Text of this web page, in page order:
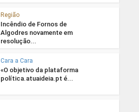
Região
Incêndio de Fornos de
Algodres novamente em
resolução...
Cara a Cara
«O objetivo da plataforma
política.atuaideia.pt é...